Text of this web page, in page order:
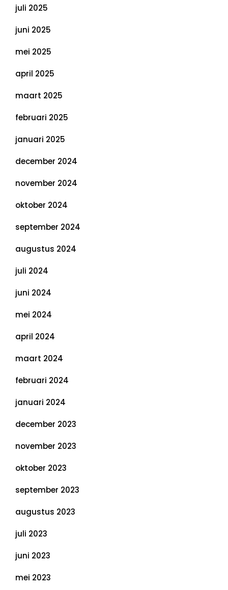
juli 2025
juni 2025
mei 2025
april 2025
maart 2025
februari 2025
januari 2025
december 2024
november 2024
oktober 2024
september 2024
augustus 2024
juli 2024
juni 2024
mei 2024
april 2024
maart 2024
februari 2024
januari 2024
december 2023
november 2023
oktober 2023
september 2023
augustus 2023
juli 2023
juni 2023
mei 2023